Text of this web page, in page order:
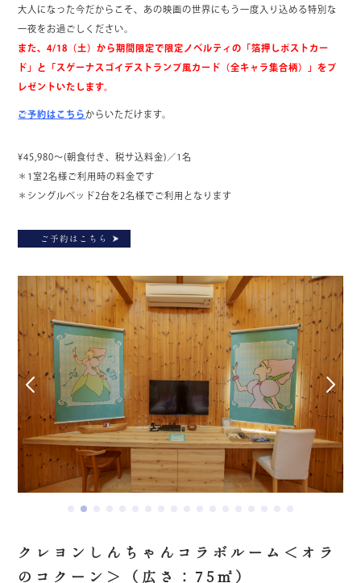
大人になった今だからこそ、あの映画の世界にもう一度入り込める特別な
一夜をお過ごしください。
また、4/18（土）から期間限定で限定ノベルティの「箔押しポストカー
ド」と「スゲーナスゴイデストランプ風カード（全キャラ集合柄）」をプ
レゼントいたします。
ご予約はこちら からいただけます。
¥45,980～(朝食付き、税サ込料金)／1名
＊1室2名様ご利用時の料金です
＊シングルベッド2台を2名様でご利用となります
ご予約はこちら
クレヨンしんちゃんコラボルーム＜オラ
のコクーン＞（広さ：75㎡）